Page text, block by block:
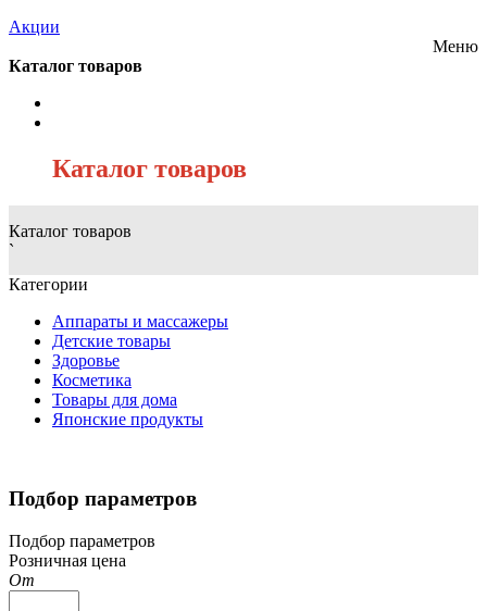
Акции
Меню
Каталог товаров
Каталог товаров
Каталог товаров
`
Категории
Аппараты и массажеры
Детские товары
Здоровье
Косметика
Товары для дома
Японские продукты
Подбор параметров
Подбор параметров
Розничная цена
От